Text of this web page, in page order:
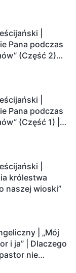
|
Pana podczas
(Część 2)
w
Czy znalazłeś
ocalenia?
|
Pana podczas
(Część 1) |
|
królestwa
naszej wioski”
| „Mój
i ja” | Dlaczego
nie